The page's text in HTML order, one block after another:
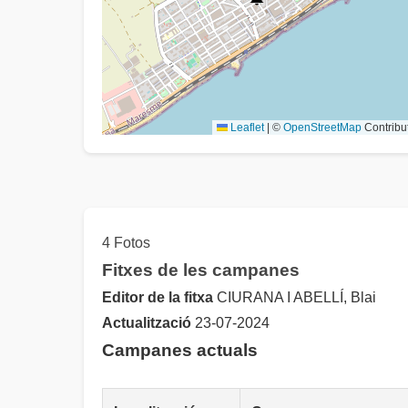
Leaflet © OpenStreetMap
4 Fotos
Fitxes de les campanes
Editor de la fitxa CIURANA I ABELLÍ, Blai
Actualització 23-07-2024
Campanes actuals